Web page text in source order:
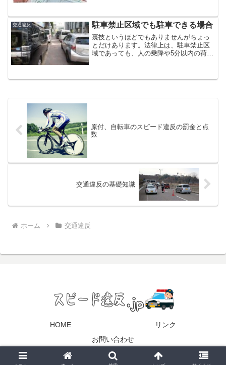
交通違反 駐車禁止区域でも駐車できる場合
裏技というほどでもありませんがちょっ
とだけあります。法律上は、駐車禁止区
域であっても、人の乗降や5分以内の荷物
やむを得ない場合は駐車できることにな
原付、自転車のスピード違反の罰金と点
数
交通違反の基礎知識
ホーム 交通違反
HOME
リンク
お問い合わせ
© 2016-2026 スピード違反.jp.